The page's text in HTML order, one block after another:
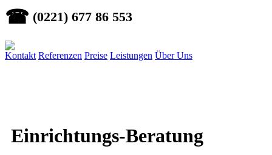
☎ (0221) 677 86 553
Kontakt Referenzen Preise Leistungen Über Uns
Einrichtungs-Beratung